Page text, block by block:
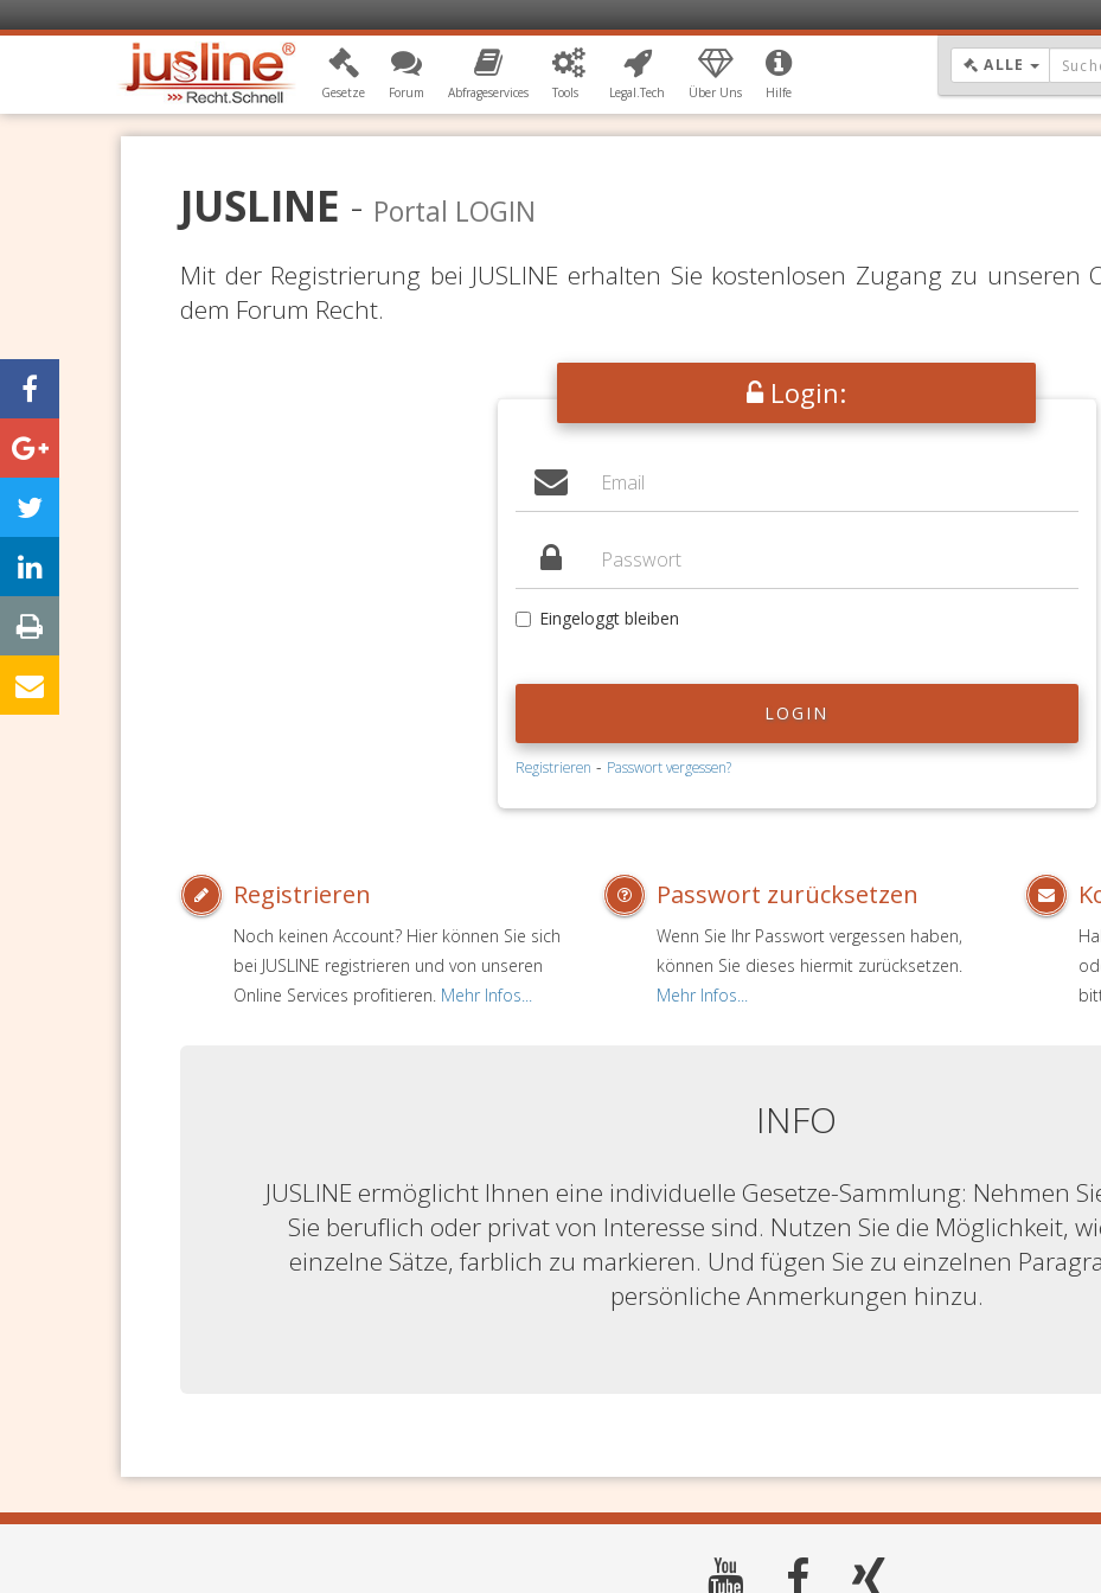
Gesetze Forum Abfrageservices Tools Legal.Tech Über Uns Hilfe
ALLE
JUSLINE - Portal LOGIN
Mit der Registrierung bei JUSLINE erhalten Sie kostenlosen Zugang zu unseren
dem Forum Recht.
Login:
Eingeloggt bleiben
LOGIN
Registrieren - Passwort vergessen?
Registrieren
Noch keinen Account? Hier können Sie sich
bei JUSLINE registrieren und von unseren
Online Services profitieren. Mehr Infos...
Passwort zurücksetzen
Wenn Sie Ihr Passwort vergessen haben,
können Sie dieses hiermit zurücksetzen.
Mehr Infos...
INFO
JUSLINE ermöglicht Ihnen eine individuelle Gesetze-Sammlung: Nehmen
Sie beruflich oder privat von Interesse sind. Nutzen Sie die Möglichkeit,
einzelne Sätze, farblich zu markieren. Und fügen Sie zu einzelnen
persönliche Anmerkungen hinzu.